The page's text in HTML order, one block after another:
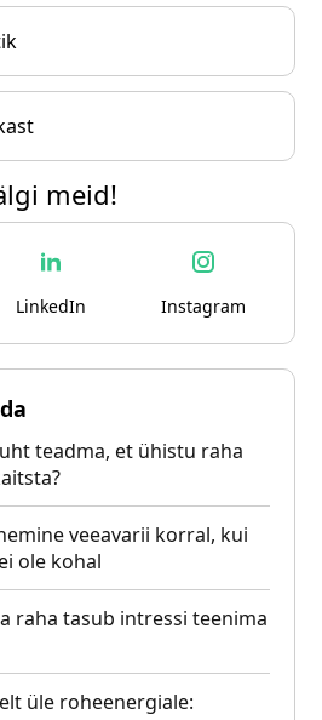
meid!
LinkedIn Instagram
teadma, et ühistu raha
veeavarii korral, kui
ole kohal
raha tasub intressi teenima
üle roheenergiale: